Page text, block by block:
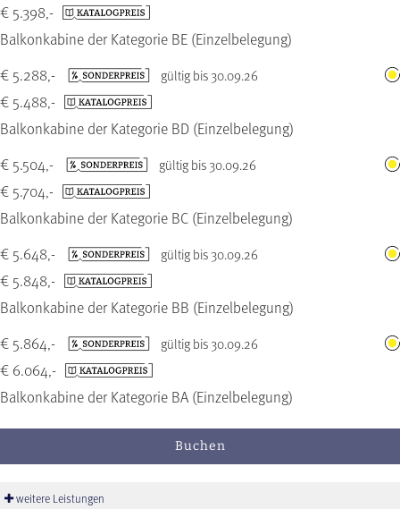
Balkonkabine der Kategorie BE (Einzelbelegung)
€ 5.398,-
Balkonkabine der Kategorie BD (Einzelbelegung)
€ 5.288,- gültig bis 30.09.26
€ 5.488,-
Balkonkabine der Kategorie BC (Einzelbelegung)
€ 5.504,- gültig bis 30.09.26
€ 5.704,-
Balkonkabine der Kategorie BB (Einzelbelegung)
€ 5.648,- gültig bis 30.09.26
€ 5.848,-
Balkonkabine der Kategorie BA (Einzelbelegung)
€ 5.864,- gültig bis 30.09.26
€ 6.064,-
Buchen
weitere Leistungen